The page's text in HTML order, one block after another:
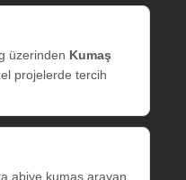
üzerinden Kumaş
projelerde tercih
abiye kumaş arayan